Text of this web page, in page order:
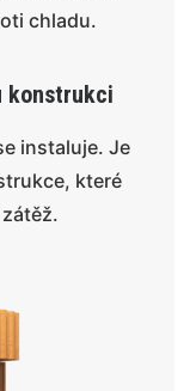
chladu.
konstrukci
instaluje. Je
které